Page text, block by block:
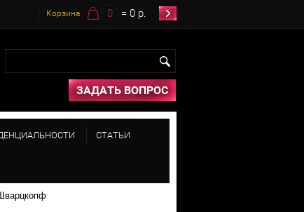
Корзина 0 = 0 р.
ЗАДАТЬ ВОПРОС
СТАТЬИ